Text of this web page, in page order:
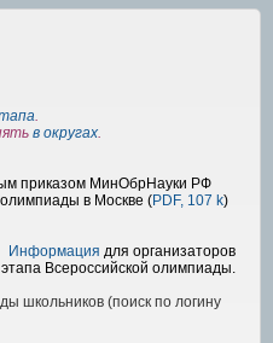
.
в округах.
приказом МинОбрНауки РФ
в Москве (PDF, 107 k)
Информация для организаторов
Всероссийской олимпиады.
школьников (поиск по логину